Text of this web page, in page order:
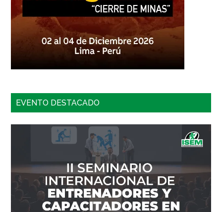
EVENTO DESTACADO